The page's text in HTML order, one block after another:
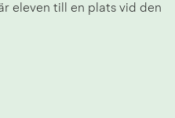
eleven till en plats vid den